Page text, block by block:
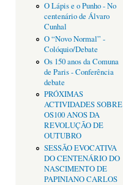
O Lápis e o Punho - No
centenário de Álvaro
Cunhal
O “Novo Normal” -
Colóquio/Debate
Os 150 anos da Comuna
de Paris - Conferência
debate
PRÓXIMAS
ACTIVIDADES SOBRE
OS100 ANOS DA
REVOLUÇÃO DE
OUTUBRO
SESSÃO EVOCATIVA
DO CENTENÁRIO DO
NASCIMENTO DE
PAPINIANO CARLOS